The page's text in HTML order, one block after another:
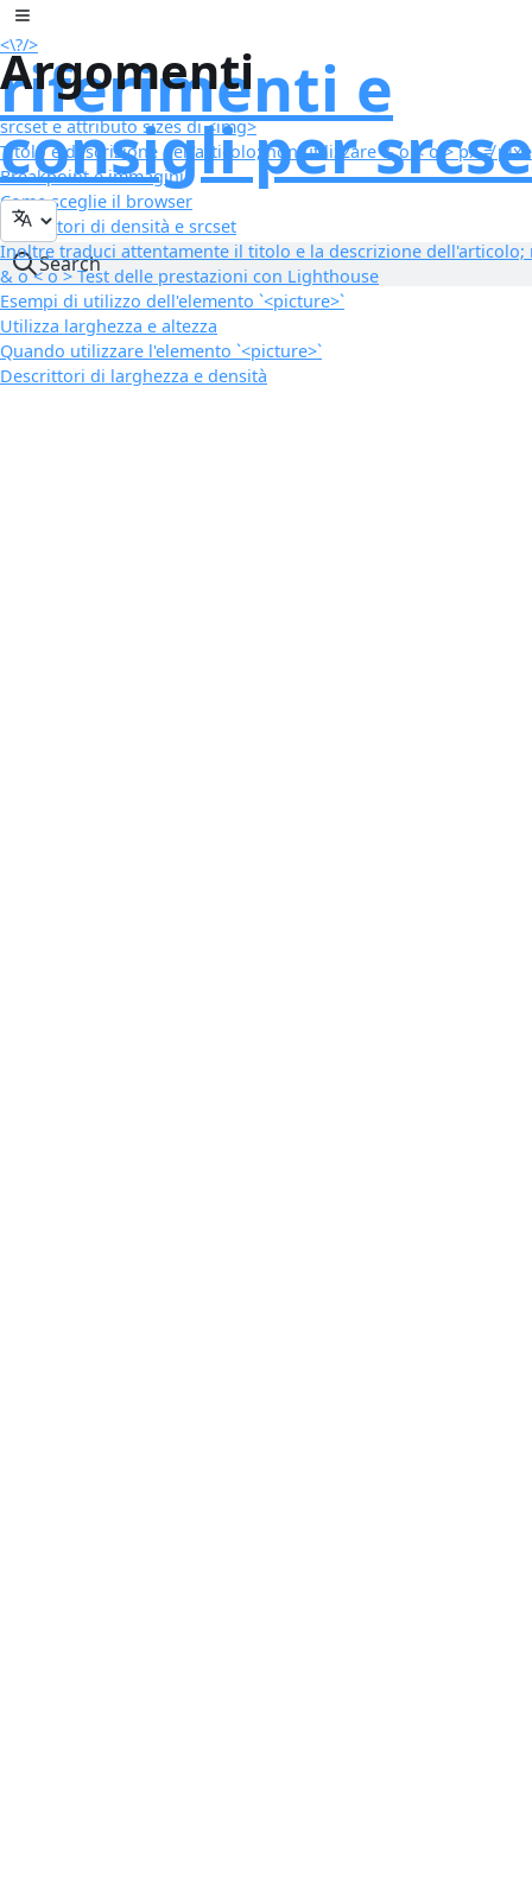
Salta al contenuto
Toggle sidebar
<\?/>
riferimenti e
consigli per
Search
Argomenti
srcset e attributo sizes di <img>
Titolo e descrizione dell'articolo; non utilizzare & o < o > px ≠
Breakpoint e immagini
Come sceglie il browser
Descrittori di densità e srcset
Inoltre traduci attentamente il titolo e la descrizione dell'articolo;
& o < o > Test delle prestazioni con Lighthouse
Esempi di utilizzo dell'elemento `<picture>`
Utilizza larghezza e altezza
Quando utilizzare l'elemento `<picture>`
Descrittori di larghezza e densità